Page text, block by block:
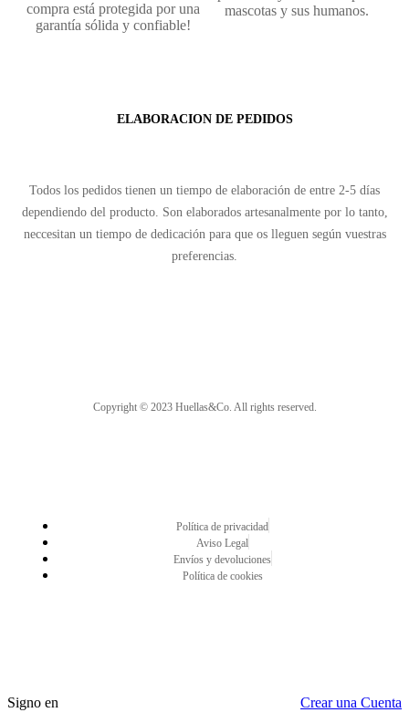
compra está protegida por una
garantía sólida y confiable!
mascotas y sus humanos.
ELABORACION DE PEDIDOS
Todos los pedidos tienen un tiempo de elaboración de entre 2-5 días
dependiendo del producto. Son elaborados artesanalmente por lo tanto,
neccesitan un tiempo de dedicación para que os lleguen según vuestras
preferencias.
Copyright © 2023 Huellas&Co. All rights reserved.
Política de privacidad
Aviso Legal
Envíos y devoluciones
Política de cookies
Signo en
Crear una Cuenta